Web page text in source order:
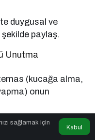
duygusal ve
paylaş.
Unutma
(kucağa alma,
onun
hem bebeğin
sağlar.
sağlamak için
Kabul